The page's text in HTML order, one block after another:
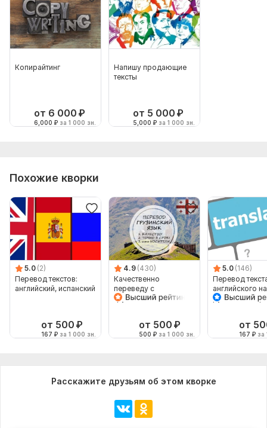
Копирайтинг
от 6 000 ₽
6,000 ₽ за 1 000 зн.
Напишу продающие
тексты
от 5 000 ₽
5,000 ₽ за 1 000 зн.
Похожие кворки
5.0 (2)
Перевод текстов:
английский, испанский
от 500 ₽
167 ₽ за 1 000 зн.
4.9 (430)
Качественно
переведу с
грузинского или на
от 500 ₽
500 ₽ за 1 000 зн.
5.0 (146)
Перевод
английского на
русский и
от
167 ₽ за
Расскажите друзьям об этом кворке